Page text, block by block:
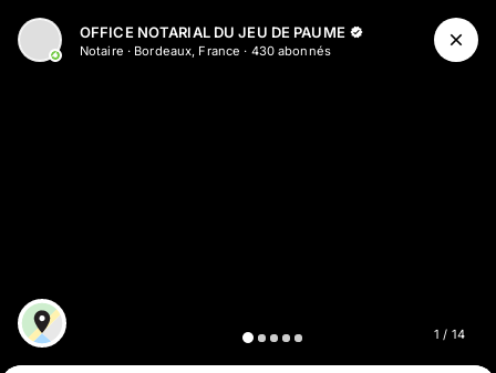
1 / 14
OFFICE NOTARIAL DU JEU DE PAUME
Notaire · Bordeaux, France · 430abonnés